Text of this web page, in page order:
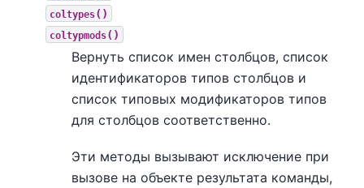
coltypes()
coltypmods()
Вернуть список имен столбцов, список
идентификаторов типов столбцов и
список типовых модификаторов типов
для столбцов соответственно.
Эти методы вызывают исключение при
вызове на объекте результата команды,